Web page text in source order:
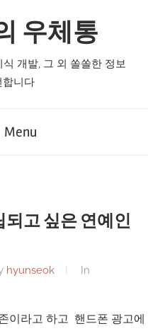
우체통
개발, 그 외 쏠쏠한 정보
합니다
Menu
고 싶은 연예인
hyunseok
In
이라고 하고 핸드폰 광고에